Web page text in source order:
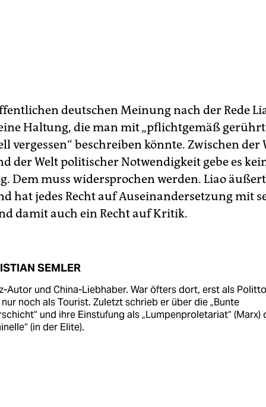
deutschen Meinung nach der Rede
Haltung, die man mit „pflichtgemäß
vergessen“ beschreiben könnte. Zwischen der
der Welt politischer Notwendigkeit gebe es
Dem muss widersprochen werden. Liao
hat jedes Recht auf Auseinandersetzung mit
damit auch ein Recht auf Kritik.
SEMLER
Autor und China-Liebhaber. War öfters dort, erst als
noch als Tourist. Zuletzt schrieb er über die „Bunte
und ihre Einstufung als „Lumpenproletariat“ (Marx)
(in der Elite).